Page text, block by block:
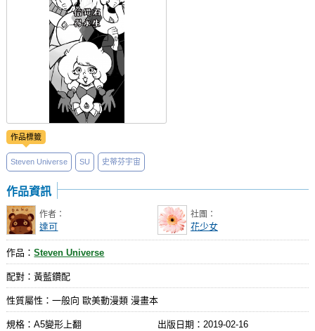
作品標籤
Steven Universe SU 史蒂芬宇宙
作品資訊
作者：
達可
社團：
花少女
作品：Steven Universe
配對：黃藍鑽配
性質屬性：一般向 歐美動漫類 漫畫本
規格：A5變形上翻 出版日期： 2019-02-16